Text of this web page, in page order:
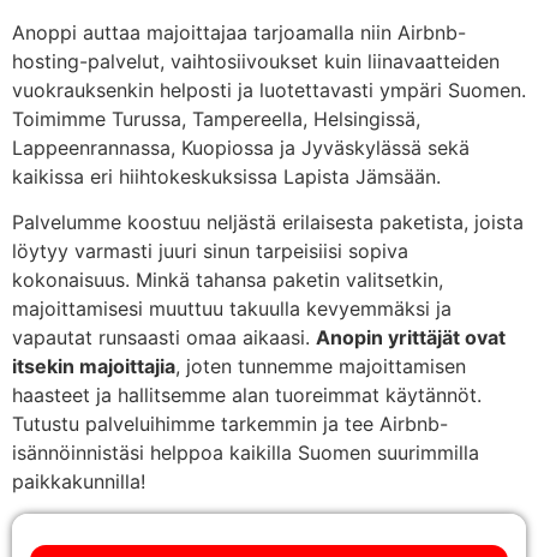
Anoppi auttaa majoittajaa tarjoamalla niin Airbnb-
hosting-palvelut, vaihtosiivoukset kuin liinavaatteiden
vuokrauksenkin helposti ja luotettavasti ympäri Suomen.
Toimimme Turussa, Tampereella, Helsingissä,
Lappeenrannassa, Kuopiossa ja Jyväskylässä sekä
kaikissa eri hiihtokeskuksissa Lapista Jämsään.
Palvelumme koostuu neljästä erilaisesta paketista, joista
löytyy varmasti juuri sinun tarpeisiisi sopiva
kokonaisuus. Minkä tahansa paketin valitsetkin,
majoittamisesi muuttuu takuulla kevyemmäksi ja
vapautat runsaasti omaa aikaasi. Anopin yrittäjät ovat
itsekin majoittajia, joten tunnemme majoittamisen
haasteet ja hallitsemme alan tuoreimmat käytännöt.
Tutustu palveluihimme tarkemmin ja tee Airbnb-
isännöinnistäsi helppoa kaikilla Suomen suurimmilla
paikkakunnilla!